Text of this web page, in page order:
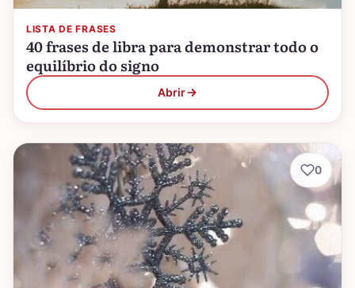
LISTA DE FRASES
40 frases de libra para demonstrar todo o
equilíbrio do signo
Abrir
0